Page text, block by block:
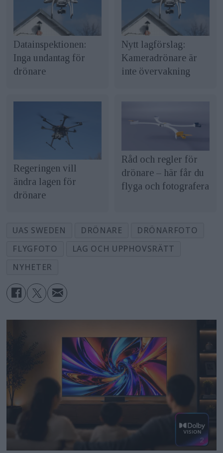
Datainspektionen:
Inga undantag för
drönare
Nytt lagförslag:
Kameradrönare är
inte övervakning
Regeringen vill
ändra lagen för
drönare
Råd och regler för
drönare – här får du
flyga och fotografera
UAS SWEDEN DRÖNARE
DRÖNARFOTO
FLYGFOTO
LAG OCH UPPHOVSRÄTT
NYHETER